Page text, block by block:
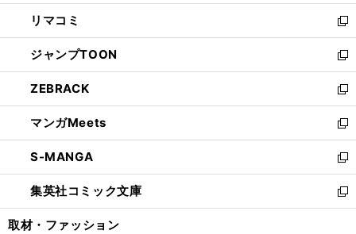
ウ
で
開
く
ン
ド
ウ
で
開
く
ウ
ィ
ン
ド
ウ
で
開
く
し
い
ウ
ィ
ン
ド
ウ
で
開
く
リマコミ
新
し
い
ウ
ィ
ン
ド
ウ
で
開
く
ジャンプTOON
新
し
い
ウ
ィ
ン
ド
ウ
で
開
ZEBRACK
新
し
い
ウ
ィ
ン
ド
ウ
マンガMeets
新
し
い
ウ
ィ
ン
S-MANGA
新
し
い
ウ
集英社コミック文庫
新
し
取材・ファッション